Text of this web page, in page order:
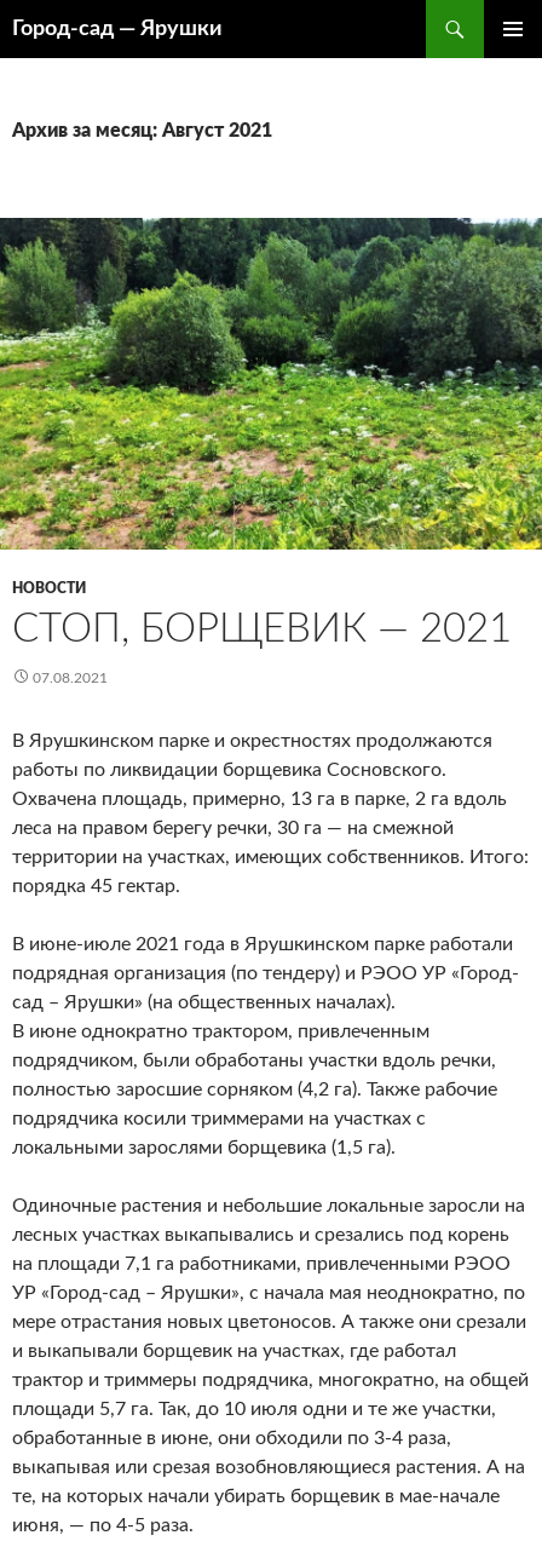
Город-cад — Ярушки
Архив за месяц: Август 2021
НОВОСТИ
СТОП, БОРЩЕВИК — 2021
07.08.2021
В Ярушкинском парке и окрестностях продолжаются
работы по ликвидации борщевика Сосновского.
Охвачена площадь, примерно, 13 га в парке, 2 га вдоль
леса на правом берегу речки, 30 га — на смежной
территории на участках, имеющих собственников. Итого:
порядка 45 гектар.
В июне-июле 2021 года в Ярушкинском парке работали
подрядная организация (по тендеру) и РЭОО УР «Город-
сад – Ярушки» (на общественных началах).
В июне однократно трактором, привлеченным
подрядчиком, были обработаны участки вдоль речки,
полностью заросшие сорняком (4,2 га). Также рабочие
подрядчика косили триммерами на участках с
локальными зарослями борщевика (1,5 га).
Одиночные растения и небольшие локальные заросли на
лесных участках выкапывались и срезались под корень
на площади 7,1 га работниками, привлеченными РЭОО
УР «Город-сад – Ярушки», с начала мая неоднократно, по
мере отрастания новых цветоносов. А также они срезали
и выкапывали борщевик на участках, где работал
трактор и триммеры подрядчика, многократно, на общей
площади 5,7 га. Так, до 10 июля одни и те же участки,
обработанные в июне, они обходили по 3-4 раза,
выкапывая или срезая возобновляющиеся растения. А на
те, на которых начали убирать борщевик в мае-начале
июня, — по 4-5 раза.